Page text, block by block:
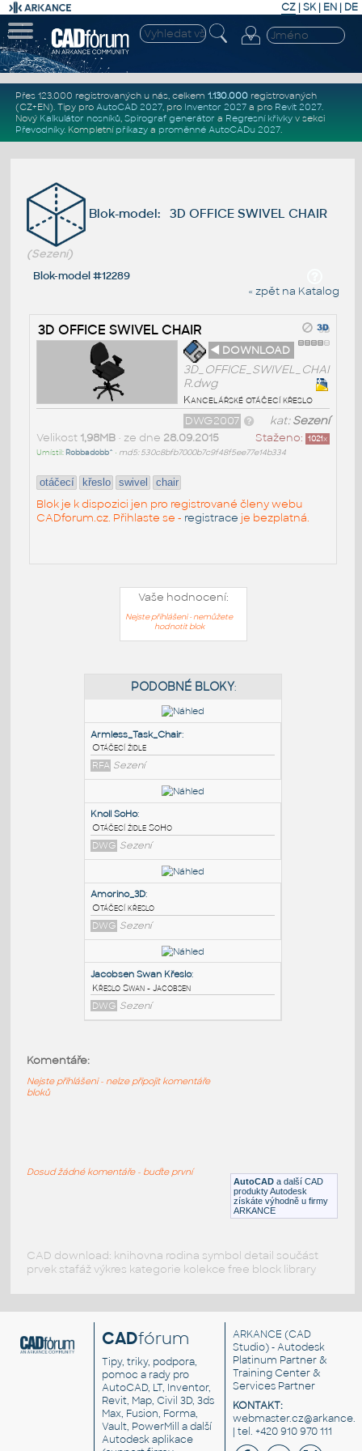
CZ | SK| EN | DE
Přes 123.000 registrovaných u nás, celkem 1.130.000registrovaných
(CZ+EN). Tipy pro AutoCAD 2027, pro Inventor 2027a pro Revit 2027.
Nový Kalkulátor nosníků, Spirograf generátor a Regresní křivkyv sekci
Převodníky. Kompletní příkazya proměnné AutoCADu 2027.
Blok-model: 3D OFFICE SWIVEL CHAIR
(Sezení)
Blok-model #12289
« zpět na Katalog
3D OFFICE SWIVEL CHAIR
◄ DOWNLOAD
3D_OFFICE_SWIVEL_CHAI
R.dwg
Kancelářské otáčecí křeslo
kat:Sezení
DWG2007
Staženo: 1021x
Velikost 1,98MB• ze dne 28.09.2015
Umístil: Robbadobb^ • md5: 530c8bfb7000b7c9f48f5ee77e14b334
otáčecí křeslo swivel chair
Blok je k dispozici jen pro registrované členy webu
CADforum.cz. Přihlaste se - registrace je bezplatná.
Vaše hodnocení:
Nejste přihlášeni - nemůžete
hodnotit blok
PODOBNÉ BLOKY
Armless_Task_Chair:
Otáčecí židle
RFA Sezení
:
Otáčecí židle SoHo
DWG Sezení
DWG Sezení
AutoCAD a další CAD
produkty Autodesk
získáte výhodně u firmy
ARKANCE
Komentáře:
Nejste přihlášeni - nelze připojit komentáře
bloků
Dosud žádné komentáře - buďte první
CAD download: knihovna rodina symbol detail součást
prvek stafáž výkres kategorie kolekce free block library
CADfórum
Tipy, triky, podpora,
pomoc a rady pro
AutoCAD, LT, Inventor,
Revit, Map, Civil 3D, 3ds
Max, Fusion, Forma,
Vault, PowerMill a další
Autodesk aplikace
ARKANCE (CAD
Studio) - Autodesk
Platinum Partner &
Training Center &
Services Partner
KONTAKT:
| tel. +420 910 970 111